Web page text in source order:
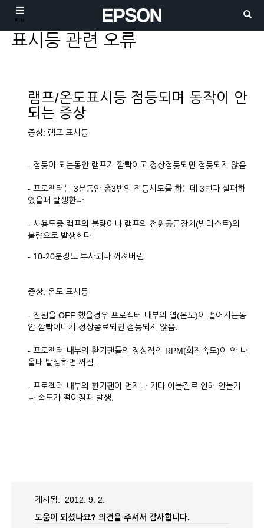
메뉴
표시등 관련 오류
램프/온도표시등 점등되며 동작이 안
되는 증상
증상: 램프 표시등
- 점등이 되는동안 램프가 깜빡이고 정상점등되면 점등되지 않음
- 프로젝터는 3분동안 총3번의 점등시도를 하는데 3번다 실패하
였을때 발생한다
- 사용도중 램프의 불량이나 램프의 전원공급장치(발라스트)의
불량으로 발생한다
- 10-20분정도 투사되다 꺼져버림.
증상: 온도 표시등
- 전원을 OFF 했을경우 프로젝터 내부의 열(온도)이 떨어지는동
안 깜빡이다가 정상종료되면 점등되지 않음.
- 프로젝터 내부의 환기팬들의 정상적인 RPM(회전속도)이 안 나
올때 발생하면 꺼짐.
- 프로젝터 내부의 환기팬이 먼지나 기타 이물질로 인해 안돌거
나 속도가 떨어질때 발생.
게시됨: 2012. 9. 2.
도움이 되셨나요? 의견을 주셔서 감사합니다.